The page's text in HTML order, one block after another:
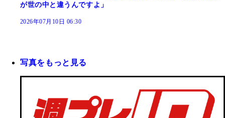
が世の中と違うんですよ」
2026年07月10日 06:30
写真をもっと見る